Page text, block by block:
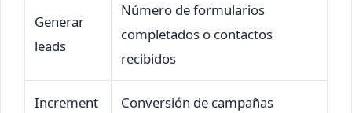
Generar
leads
Número de formularios
completados o contactos
recibidos
Increment
Conversión de campañas